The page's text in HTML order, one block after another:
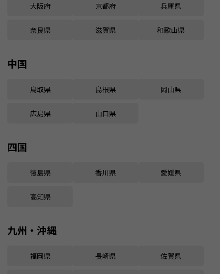
大阪府 京都府 兵庫県
奈良県 滋賀県 和歌山県
中国
鳥取県 島根県 岡山県
広島県 山口県
四国
徳島県 香川県 愛媛県
高知県
九州・沖縄
福岡県 長崎県 佐賀県